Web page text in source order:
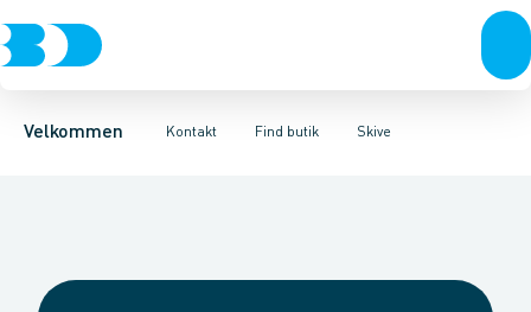
Velkommen Kontakt
ProdukterFordeleBæredygtighedBD+
Find butik
Kundeservice Om Brødrene DahlKompetencecentre
Skive
BallerupBirkerød Brøndby EsbjergFredericiaFrederikshavn